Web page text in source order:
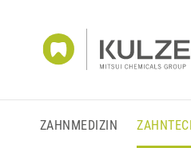
ZAHNMEDIZIN